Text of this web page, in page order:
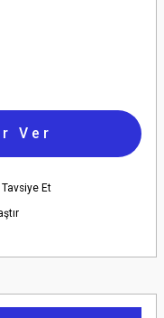
Ver
Tavsiye Et